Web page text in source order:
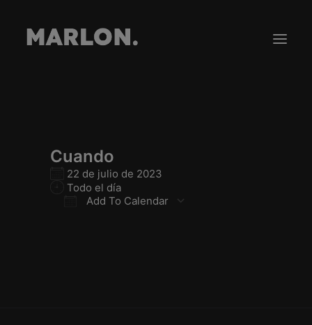
Novedades
Cuando
22 de julio de 2023
Todo el día
Add To Calendar